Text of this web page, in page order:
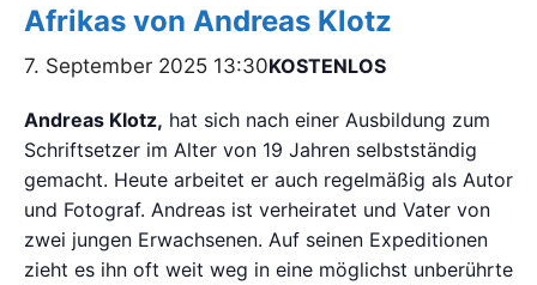
Afrikas von Andreas Klotz
7. September 2025 13:30KOSTENLOS
Andreas Klotz, hat sich nach einer Ausbildung zum
Schriftsetzer im Alter von 19 Jahren selbstständig
gemacht. Heute arbeitet er auch regelmäßig als Autor
und Fotograf. Andreas ist verheiratet und Vater von
zwei jungen Erwachsenen. Auf seinen Expeditionen
zieht es ihn oft weit weg in eine möglichst unberührte